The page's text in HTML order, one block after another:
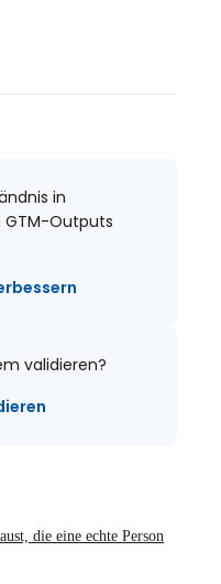
in
GTM-Outputs
validieren?
die eine echte Person